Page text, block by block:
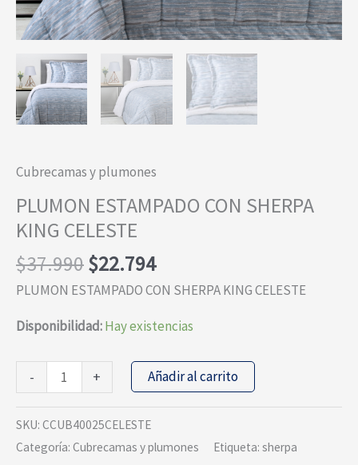
Cubrecamas y plumones
PLUMON ESTAMPADO CON SHERPA
KING CELESTE
$37.990El
precio
era:
$22.794El
precio
es:
PLUMON ESTAMPADO CON SHERPA KING CELESTE
Disponibilidad:Hay existencias
-
PLUMON
ESTAMPADO
CON
SHERPA
+ Añadir al carrito
SKU: CCUB40025CELESTE
Categoría: Cubrecamas y plumones Etiqueta: sherpa